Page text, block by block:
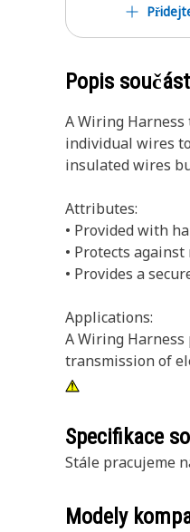
Popis
A Wiring
individual wires
insulated wires
Attributes:
• Provided with
• Protects
• Provides a
Applications:
A Wiring
transmission of
Specifikace
Stále pracujeme
Modely